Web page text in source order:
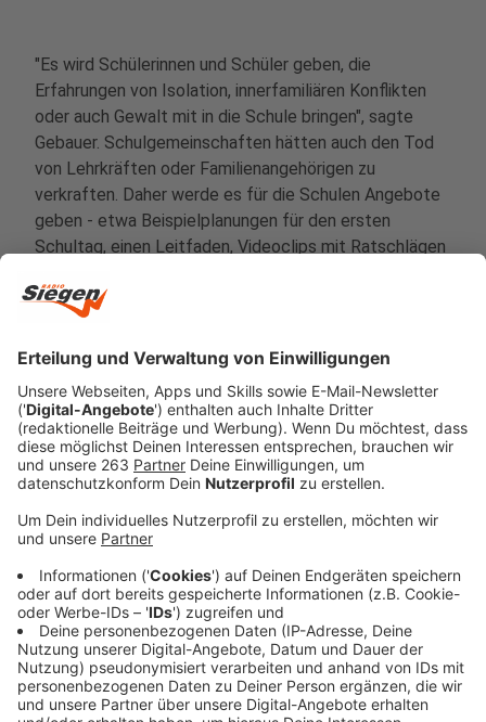
"Es wird Schülerinnen und Schüler geben, die
Erfahrungen von Isolation, innerfamiliären Konflikten
oder auch Gewalt mit in die Schule bringen", sagte
Gebauer. Schulgemeinschaften hätten auch den Tod
von Lehrkräften oder Familienangehörigen zu
verkraften. Daher werde es für die Schulen Angebote
geben - etwa Beispielplanungen für den ersten
Schultag, einen Leitfaden, Videoclips mit Ratschlägen
und gesund durchs Abitur zu kommen". Derzeit sind
nach Angaben der Ministerin 364 Schulpsychologen in
NRW im Dienst.
Anzeige
Lehrer
"Unterricht erteilen soll nur, wer nicht zu einer
definierten Risikogruppe gehört", unterstrich Gebauer.
Dazu zählten vor allem ältere und vorerkrankte
Lehrkräfte. Die genaue Definition werde in den
kommenden Tagen bundesweit einheitlich erarbeitet.
Prüfungs- und Einstellungsverfahren für angehende